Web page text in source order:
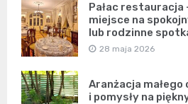
Pałac restauracja
miejsce na
lub rodzinne
28 maja 2026
Aranżacja
i pomysły na